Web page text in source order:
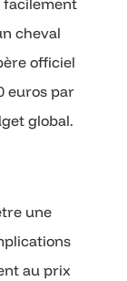
facilement
cheval
officiel
euros par
global.
une
au prix